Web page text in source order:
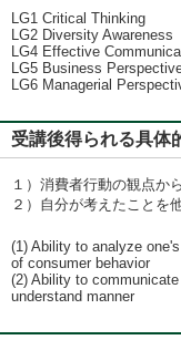
LG1 Critical Thinking
LG2 Diversity Awareness
LG4 Effective
LG5 Business
LG6 Managerial
受講後得られる具
１）消費者行動の観点か
２）自分が考えたことを
(1) Ability to analyze
of consumer behavior
(2) Ability to
understand manner